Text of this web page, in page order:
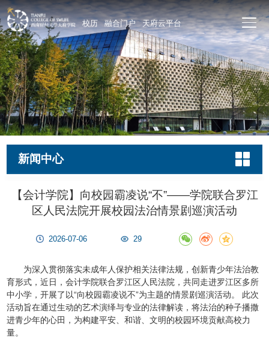
校历 融合门户 天府云平台
新闻中心
【会计学院】向校园霸凌说“不”——学院联合罗江
区人民法院开展校园法治情景剧巡演活动
2026-07-06 29
为深入贯彻落实未成年人保护相关法律法规，创新青少年法治教
育形式，近日，会计学院联合罗江区人民法院，共同走进罗江区多所
中小学，开展了以“向校园霸凌说不”为主题的情景剧巡演活动。 此次
活动旨在通过生动的艺术演绎与专业的法律解读，将法治的种子播撒
进青少年的心田，为构建平安、和谐、文明的校园环境贡献高校力
量。